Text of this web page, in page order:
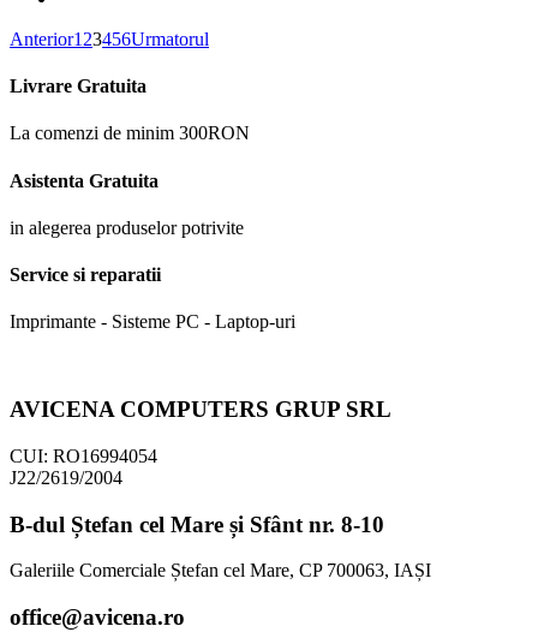
Anterior1 23456Urmatorul
Livrare Gratuita
La comenzi de minim 300RON
Asistenta Gratuita
in alegerea produselor potrivite
Service si reparatii
Imprimante - Sisteme PC - Laptop-uri
AVICENA COMPUTERS GRUP SRL
CUI: RO16994054
J22/2619/2004
B-dul Ștefan cel Mare și Sfânt nr. 8-10
Galeriile Comerciale Ștefan cel Mare, CP 700063, IAȘI
office@avicena.ro